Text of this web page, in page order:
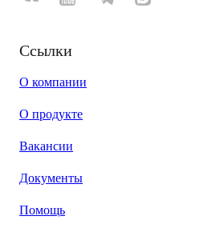
Ссылки
О компании
О продукте
Вакансии
Документы
Помощь